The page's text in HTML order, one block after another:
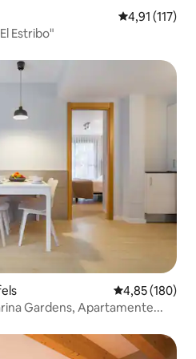
Vlerësimi
4,91 (117)
Estribo"
Vlerësimi
4,85 (180)
Gardens, Apartamente...